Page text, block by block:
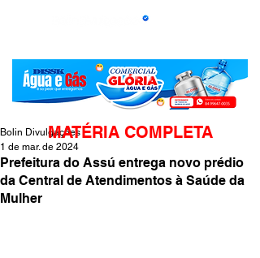
Prefeitura do Assú entrega novo prédio
da Central de Atendimentos à Saúde da
Mulher
Bolin Divulgações
1 de mar. de 2024
MATÉRIA COMPLETA